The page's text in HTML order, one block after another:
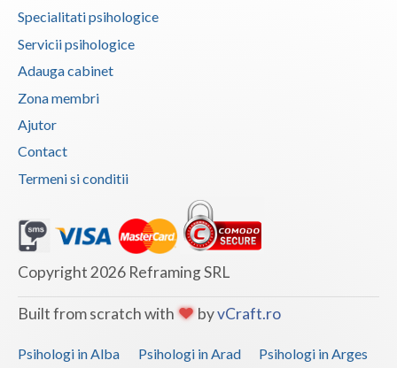
Specialitati psihologice
Servicii psihologice
Adauga cabinet
Zona membri
Ajutor
Contact
Termeni si conditii
Copyright 2026 Reframing SRL
Built from scratch with byvCraft.ro
Psihologi in Alba Psihologi in Arad
Psihologi in Arges